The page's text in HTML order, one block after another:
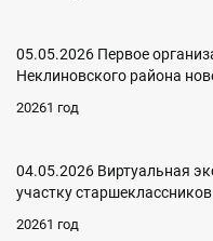
05.05.2026 Первое
Неклиновского района
20261 год
04.05.2026 Виртуальная
участку
20261 год